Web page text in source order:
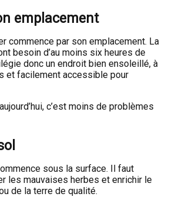
emplacement
commence par son emplacement. La
besoin d’au moins six heures de
donc un endroit bien ensoleillé, à
et facilement accessible pour
c’est moins de problèmes
sous la surface. Il faut
les mauvaises herbes et enrichir le
de la terre de qualité.